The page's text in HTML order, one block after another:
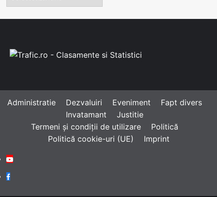
Administratie Dezvaluiri Eveniment
Fapt divers
Invatamant
Justitie
Termeni și condiții de utilizare
Politică
Politică cookie-uri (UE)
Imprint
Youtube
Facebook